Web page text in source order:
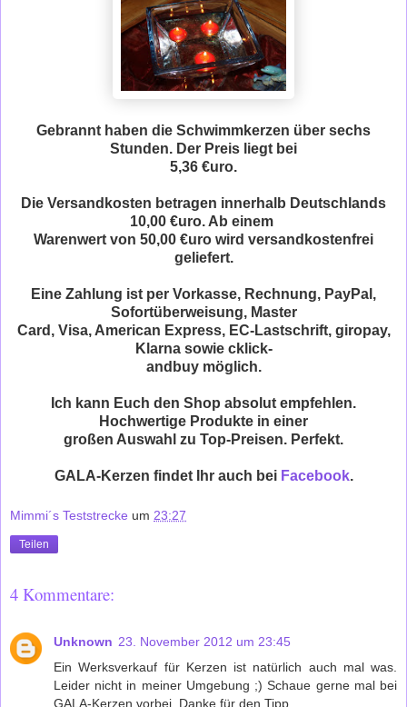
Gebrannt haben die Schwimmkerzen über sechs
Stunden. Der Preis liegt bei
5,36 €uro.
Die Versandkosten betragen innerhalb Deutschlands
10,00 €uro. Ab einem
Warenwert von 50,00 €uro wird versandkostenfrei
geliefert.
Eine Zahlung ist per Vorkasse, Rechnung, PayPal,
Sofortüberweisung, Master
Card, Visa, American Express, EC-Lastschrift, giropay,
Klarna sowie cklick-
andbuy möglich.
Ich kann Euch den Shop absolut empfehlen.
Hochwertige Produkte in einer
großen Auswahl zu Top-Preisen. Perfekt.
GALA-Kerzen findet Ihr auch bei Facebook.
Mimmi´s Teststrecke um 23:27
Teilen
4 Kommentare:
Unknown 23. November 2012 um 23:45
Ein Werksverkauf für Kerzen ist natürlich auch mal was.
Leider nicht in meiner Umgebung ;) Schaue gerne mal bei
GALA-Kerzen vorbei. Danke für den Tipp.